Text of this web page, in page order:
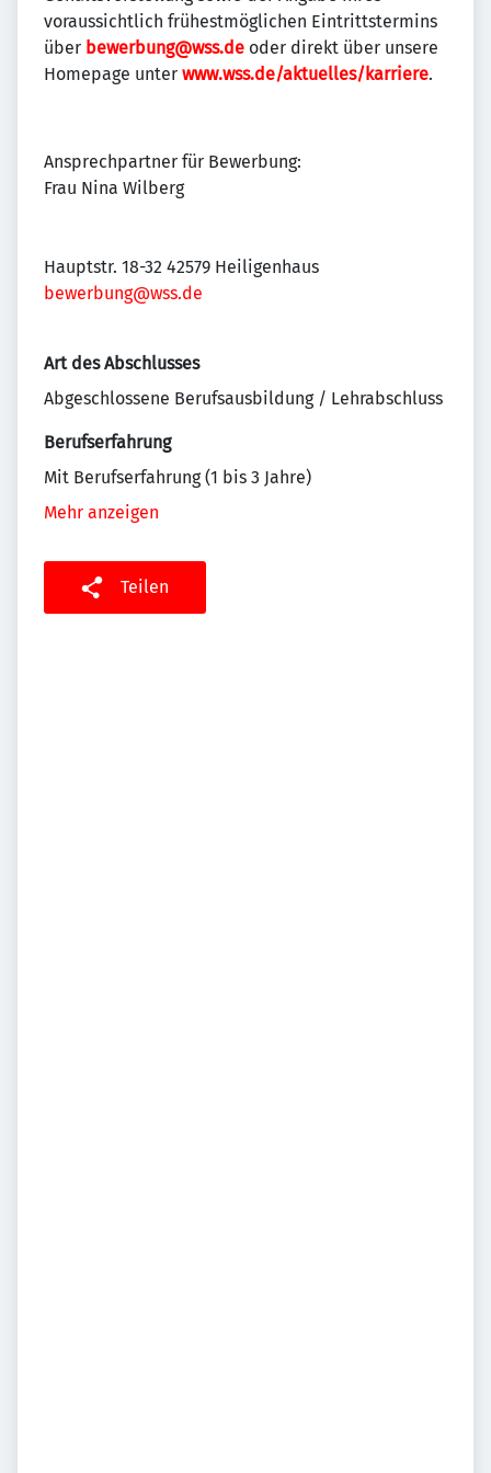
voraussichtlich frühestmöglichen Eintrittstermins
über bewerbung@wss.de oder direkt über unsere
Homepage unter www.wss.de/aktuelles/karriere.
Ansprechpartner für Bewerbung:
Frau Nina Wilberg
Hauptstr. 18-32 42579 Heiligenhaus
bewerbung@wss.de
Art des Abschlusses
Abgeschlossene Berufsausbildung / Lehrabschluss
Berufserfahrung
Mit Berufserfahrung (1 bis 3 Jahre)
Mehr anzeigen
Teilen